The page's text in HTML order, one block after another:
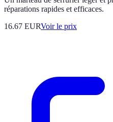
réparations rapides et efficaces.
16.67 EURVoir le prix